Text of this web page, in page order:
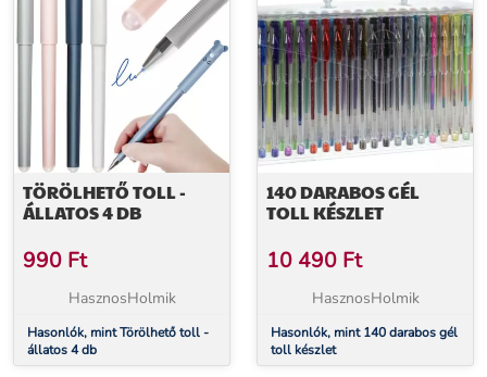
TÖRÖLHETŐ TOLL -
ÁLLATOS 4 DB
990 Ft
HasznosHolmik
Hasonlók, mint Törölhető toll -
állatos 4 db
140 DARABOS GÉL
TOLL KÉSZLET
10 490 Ft
HasznosHolmik
Hasonlók, mint 140 darabos gél
toll készlet